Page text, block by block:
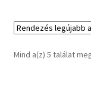
Mind a(z) 5 találat